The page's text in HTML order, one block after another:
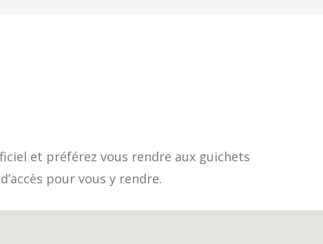
et préférez vous rendre aux guichets
pour vous y rendre.